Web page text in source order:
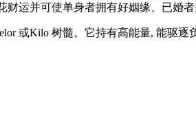
运并可使单身者拥有好姻缘、已婚者
或Kilo 树髓。它持有高能量, 能驱